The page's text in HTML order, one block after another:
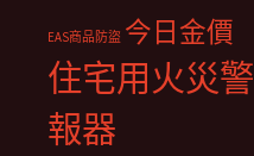
EAS商品防盜 今日金價
住宅用火災警
報器